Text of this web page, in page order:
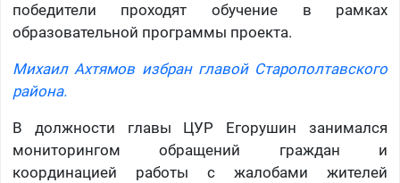
победители проходят обучение в рамках
образовательной программы проекта.
Михаил Ахтямов избран главой Старополтавского
района.
В должности главы ЦУР Егорушин занимался
мониторингом обращений граждан и
координацией работы с жалобами жителей